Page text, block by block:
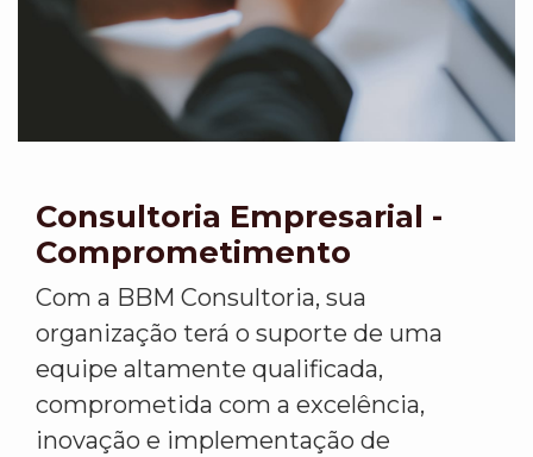
Consultoria Empresarial -
Comprometimento
Com a BBM Consultoria, sua
organização terá o suporte de uma
equipe altamente qualificada,
comprometida com a excelência,
inovação e implementação de